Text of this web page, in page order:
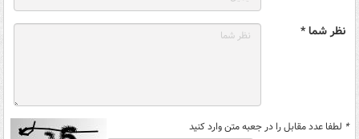
نظر شما *
* لطفا عدد مقابل را در جعبه متن وارد کنید